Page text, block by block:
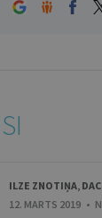
ILZE ZNOTIŅA,
12. MARTS 2019 •